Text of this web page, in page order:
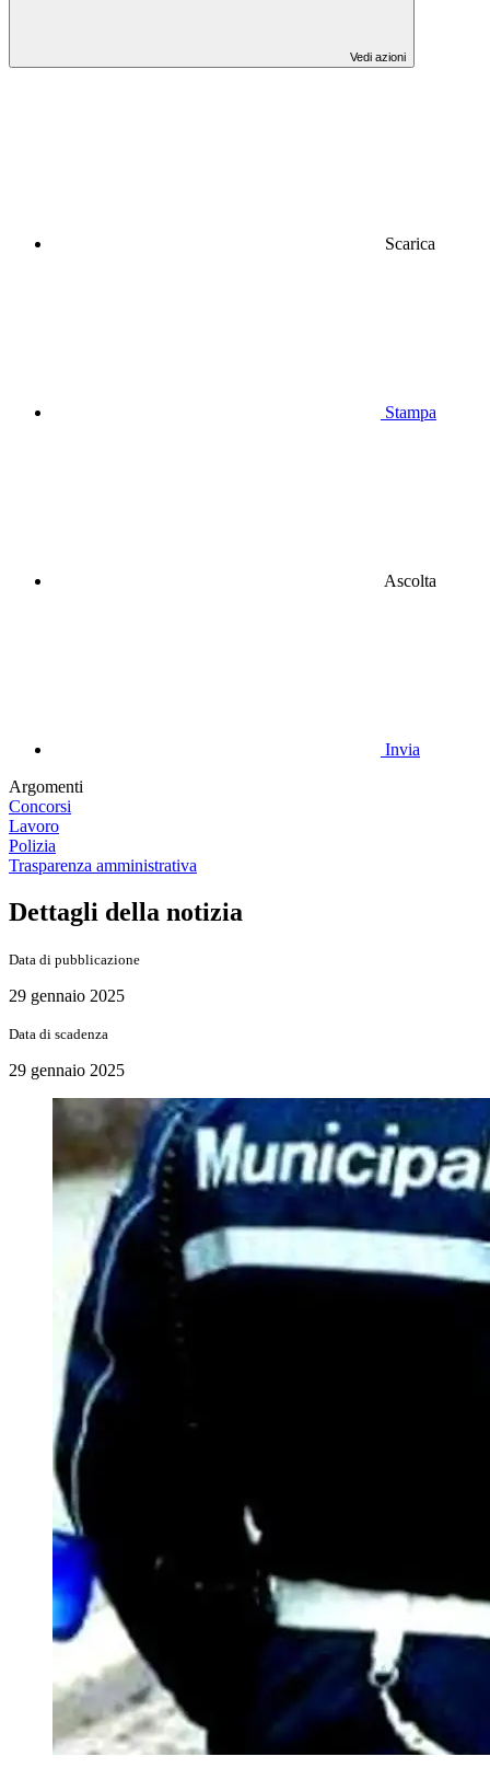
Vedi azioni
Scarica
Stampa
Ascolta
Invia
Argomenti
Concorsi
Lavoro
Polizia
Trasparenza amministrativa
Dettagli della notizia
Data di pubblicazione
29 gennaio 2025
Data di scadenza
29 gennaio 2025